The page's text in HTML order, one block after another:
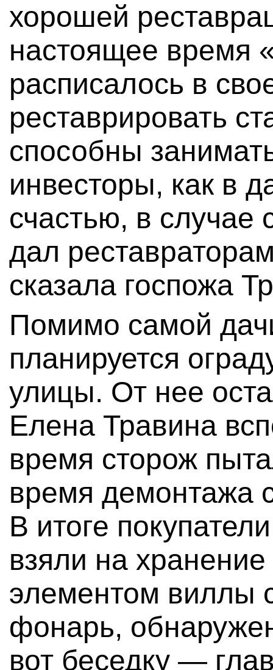
хорошей
настоящее время
расписалось в
реставрировать
способны
инвесторы, как в
счастью, в случае
дал
сказала госпожа
Помимо самой
планируется
улицы. От нее
Елена Травина
время сторож
время демонтажа
В итоге
взяли на
элементом виллы
фонарь,
вот беседку —